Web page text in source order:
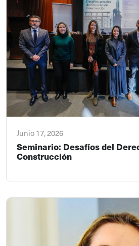
Junio 17, 2026
Seminario: Desafíos del
Construcción